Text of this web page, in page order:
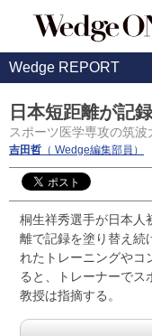
Wedge REPORT
日本短距離が記
スポーツ医学専攻の筑
吉田哲 （ Wedge編集部員）
桐生祥秀選手が日本人
離で記録を塗り替え続
れたトレーニングやコ
ると、トレーナーでス
教授は指摘する。